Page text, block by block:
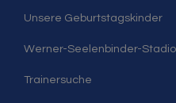
Unsere Geburtstagskinder
Werner-Seelenbinder-
Trainersuche